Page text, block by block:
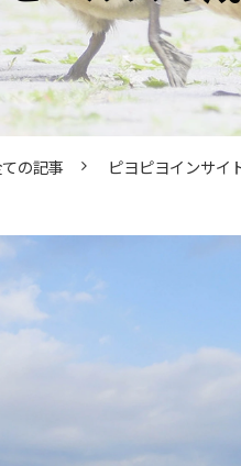
の記事 ピヨピヨインサイ